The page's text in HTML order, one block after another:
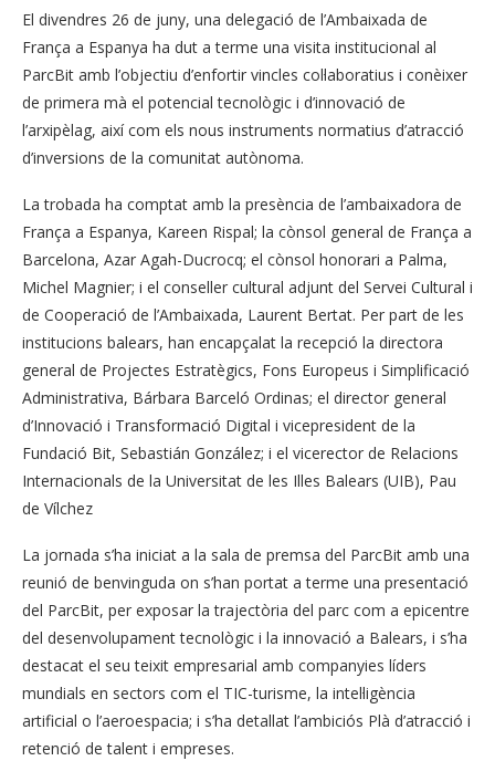
El divendres 26 de juny, una delegació de l’Ambaixada de
França a Espanya ha dut a terme una visita institucional al
ParcBit amb l’objectiu d’enfortir vincles col·laboratius i conèixer
de primera mà el potencial tecnològic i d’innovació de
l’arxipèlag, així com els nous instruments normatius d’atracció
d’inversions de la comunitat autònoma.
La trobada ha comptat amb la presència de l’ambaixadora de
França a Espanya, Kareen Rispal; la cònsol general de França a
Barcelona, Azar Agah-Ducrocq; el cònsol honorari a Palma,
Michel Magnier; i el conseller cultural adjunt del Servei Cultural i
de Cooperació de l’Ambaixada, Laurent Bertat. Per part de les
institucions balears, han encapçalat la recepció la directora
general de Projectes Estratègics, Fons Europeus i Simplificació
Administrativa, Bárbara Barceló Ordinas; el director general
d’Innovació i Transformació Digital i vicepresident de la
Fundació Bit, Sebastián González; i el vicerector de Relacions
Internacionals de la Universitat de les Illes Balears (UIB), Pau
de Vílchez
La jornada s’ha iniciat a la sala de premsa del ParcBit amb una
reunió de benvinguda on s’han portat a terme una presentació
del ParcBit, per exposar la trajectòria del parc com a epicentre
del desenvolupament tecnològic i la innovació a Balears, i s’ha
destacat el seu teixit empresarial amb companyies líders
mundials en sectors com el TIC-turisme, la intel·ligència
artificial o l’aeroespacia; i s’ha detallat l’ambiciós Plà d’atracció i
retenció de talent i empreses.